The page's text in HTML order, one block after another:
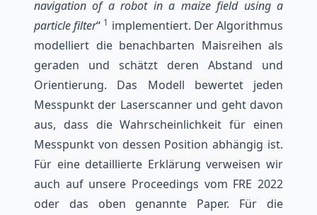
navigation of a robot in a maize field using a
particle filter“ 1 implementiert. Der Algorithmus
modelliert die benachbarten Maisreihen als
geraden und schätzt deren Abstand und
Orientierung. Das Modell bewertet jeden
Messpunkt der Laserscanner und geht davon
aus, dass die Wahrscheinlichkeit für einen
Messpunkt von dessen Position abhängig ist.
Für eine detaillierte Erklärung verweisen wir
auch auf unsere Proceedings vom FRE 2022
oder das oben genannte Paper. Für die